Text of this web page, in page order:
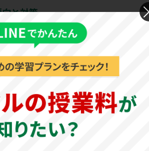
と対策
で構成され、全てマーク式となってい
補充問題、下線部に関する問題を中
表に関する問題も出題されるため、
で構成され、全てマーク式で出題され
ため、苦手分野を作らないような勉